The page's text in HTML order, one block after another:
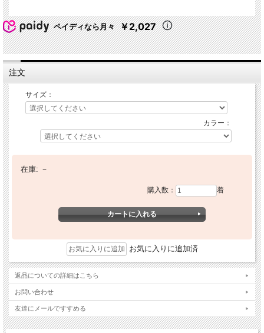
ペイディなら月々 ￥2,027
注文
サイズ：
カラー：
在庫: －
購入数： 着
お気に入りに追加済
返品についての詳細はこちら
お問い合わせ
友達にメールですすめる